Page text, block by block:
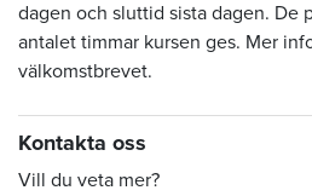
dagen och sluttid sista dagen. De
antalet timmar kursen ges. Mer
välkomstbrevet.
Kontakta oss
Vill du veta mer?